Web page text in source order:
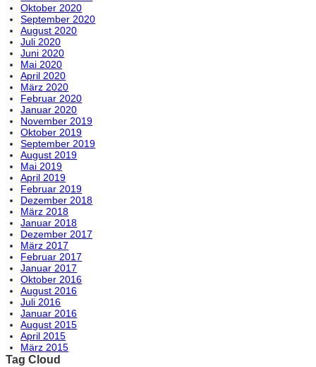
Oktober 2020
September 2020
August 2020
Juli 2020
Juni 2020
Mai 2020
April 2020
März 2020
Februar 2020
Januar 2020
November 2019
Oktober 2019
September 2019
August 2019
Mai 2019
April 2019
Februar 2019
Dezember 2018
März 2018
Januar 2018
Dezember 2017
März 2017
Februar 2017
Januar 2017
Oktober 2016
August 2016
Juli 2016
Januar 2016
August 2015
April 2015
März 2015
Tag Cloud